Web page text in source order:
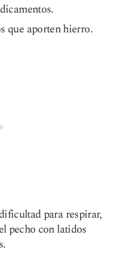
que aporten hierro.
para respirar,
pecho con latidos